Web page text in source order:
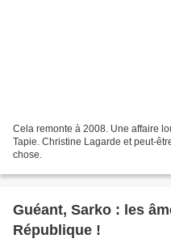
Cela remonte à 2008. Une affaire
Tapie. Christine Lagarde et peut-
chose.
Guéant, Sarko : les
République !